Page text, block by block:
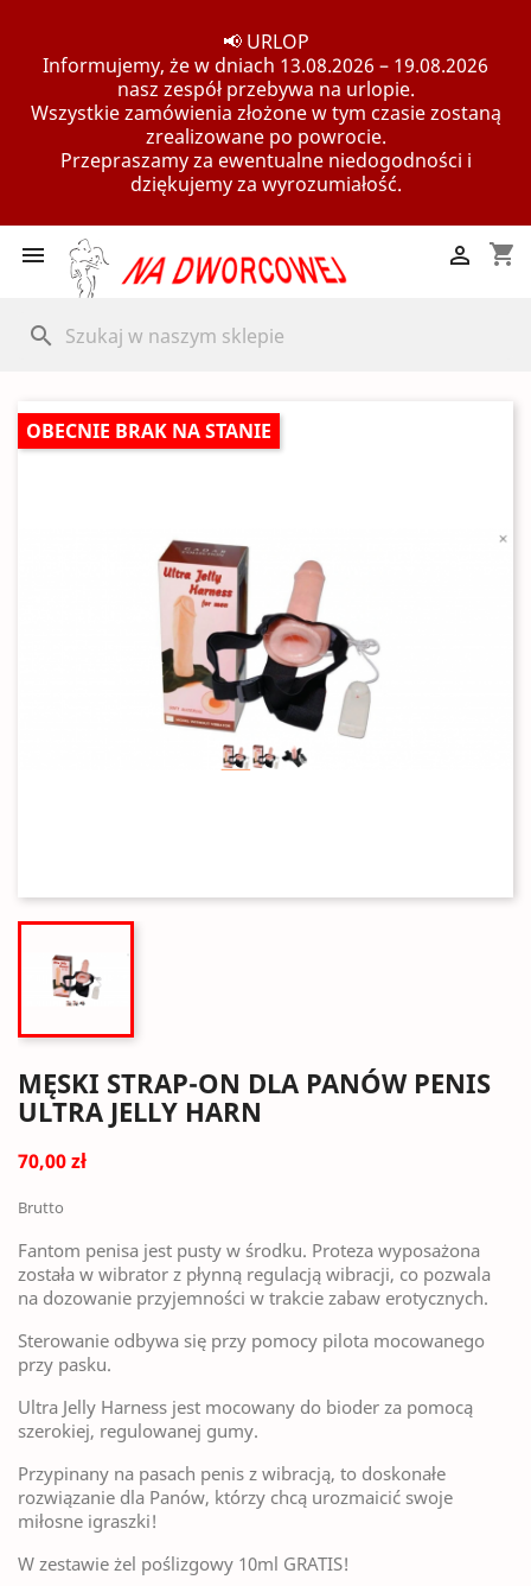
📢 URLOP
Informujemy, że w dniach 13.08.2026 – 19.08.2026
nasz zespół przebywa na urlopie.
Wszystkie zamówienia złożone w tym czasie zostaną
zrealizowane po powrocie.
Przepraszamy za ewentualne niedogodności i
dziękujemy za wyrozumiałość.
 shopping_cart

search
OBECNIE BRAK NA STANIE
MĘSKI STRAP-ON DLA PANÓW PENIS
ULTRA JELLY HARN
70,00 zł
Brutto
Fantom penisa jest pusty w środku. Proteza wyposażona
została w wibrator z płynną regulacją wibracji, co pozwala
na dozowanie przyjemności w trakcie zabaw erotycznych.
Sterowanie odbywa się przy pomocy pilota mocowanego
przy pasku.
Ultra Jelly Harness jest mocowany do bioder za pomocą
szerokiej, regulowanej gumy.
Przypinany na pasach penis z wibracją, to doskonałe
rozwiązanie dla Panów, którzy chcą urozmaicić swoje
miłosne igraszki!
W zestawie żel poślizgowy 10ml GRATIS!